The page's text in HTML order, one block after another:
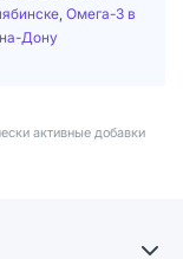
Омега-3 в
Дону
активные добавки